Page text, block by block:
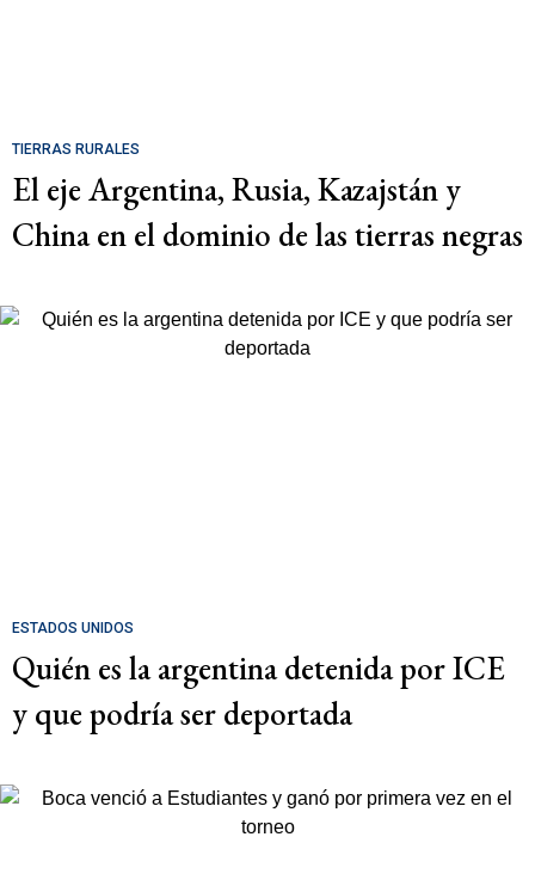
TIERRAS RURALES
El eje Argentina, Rusia, Kazajstán y
China en el dominio de las tierras negras
ESTADOS UNIDOS
Quién es la argentina detenida por ICE
y que podría ser deportada